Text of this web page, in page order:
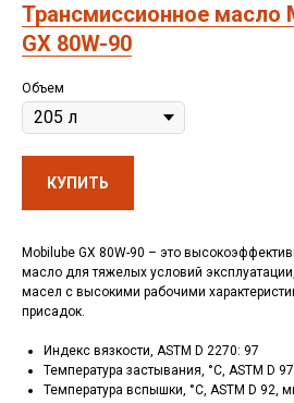
Трансмиссионное масло
GX 80W-90
Объем
КУПИТЬ
Mobilube GX 80W-90 – это
масло для тяжелых условий
масел с высокими рабочими
присадок.
Индекс вязкости, ASTM D 2270: 97
Температура застывания, °C, ASTM D
Температура вспышки, °C, ASTM D 92,